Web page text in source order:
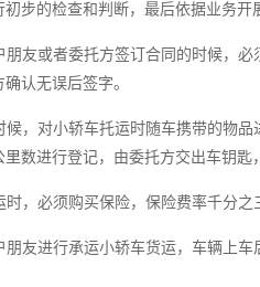
步的检查和判断，最后依据业务开
友或者委托方签订合同的时候，必
认无误后签字。
，对小轿车托运时随车携带的物品
数进行登记，由委托方交出车钥匙
，必须购买保险，保险费率千分之
友进行承运小轿车货运，车辆上车